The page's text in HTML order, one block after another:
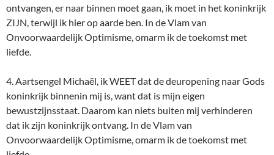
ontvangen, er naar binnen moet gaan, ik moet in het koninkrijk
ZIJN, terwijl ik hier op aarde ben. In de Vlam van
Onvoorwaardelijk Optimisme, omarm ik de toekomst met
liefde.
4. Aartsengel Michaël, ik WEET dat de deuropening naar Gods
koninkrijk binnenin mij is, want dat is mijn eigen
bewustzijnsstaat. Daarom kan niets buiten mij verhinderen
dat ik zijn koninkrijk ontvang. In de Vlam van
Onvoorwaardelijk Optimisme, omarm ik de toekomst met